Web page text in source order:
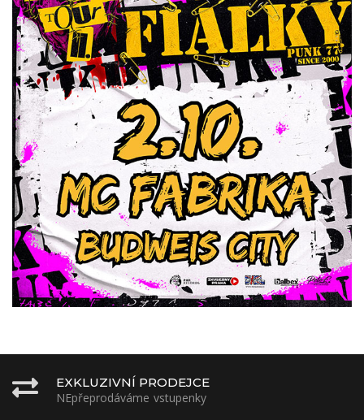
EXKLUZIVNÍ PRODEJCE
NEpřeprodáváme vstupenky